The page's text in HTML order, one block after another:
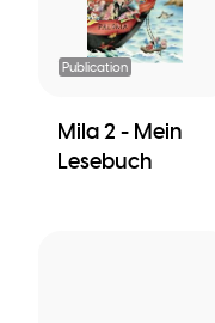
Publication
Mila 2 - Mein
Lesebuch